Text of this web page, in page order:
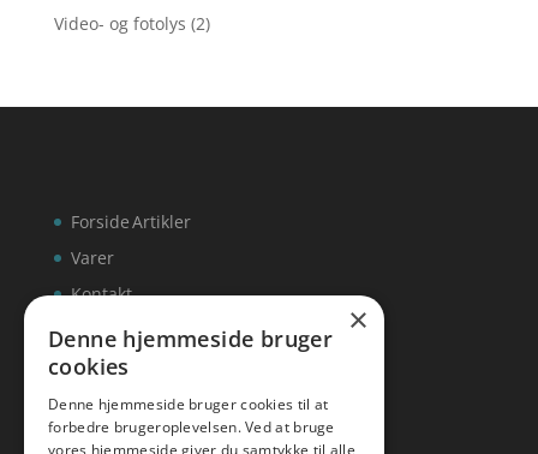
Video- og fotolys (2)
Forside
Varer
Kontakt
Artikler
inks
×
Denne hjemmeside bruger
cookies
Denne hjemmeside bruger cookies til at
forbedre brugeroplevelsen. Ved at bruge
vores hjemmeside giver du samtykke til alle